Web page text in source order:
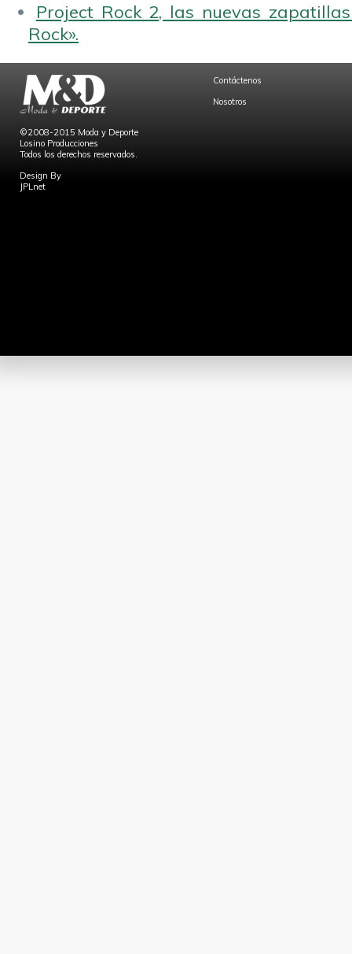
Project Rock 2, las nuevas
Rock».
©2008-2015 Moda y Deporte
Losino Producciones
Todos los derechos reservados.
Design By
JPLnet
Contáctenos
Nosotros